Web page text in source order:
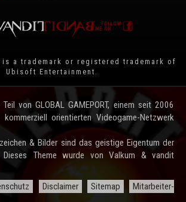
is a trademark or registered trademark of
Ubisoft Entertainment .
von GLOBAL GAMEPORT, einem seit 2006
orientierten Videogame-Netzwerk
& Bilder sind das geistige Eigentum der
Dieses Theme wurde von Valkum & vandit
Disclaimer Sitemap
Mitarbeiter-